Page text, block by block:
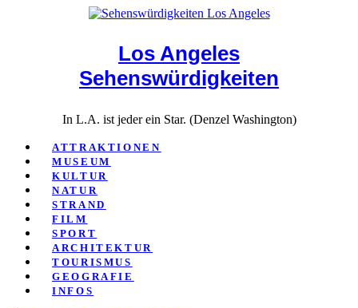
Los Angeles
Sehenswürdigkeiten
In L.A. ist jeder ein Star. (Denzel Washington)
ATTRAKTIONEN
MUSEUM
KULTUR
NATUR
STRAND
FILM
SPORT
ARCHITEKTUR
TOURISMUS
GEOGRAFIE
INFOS